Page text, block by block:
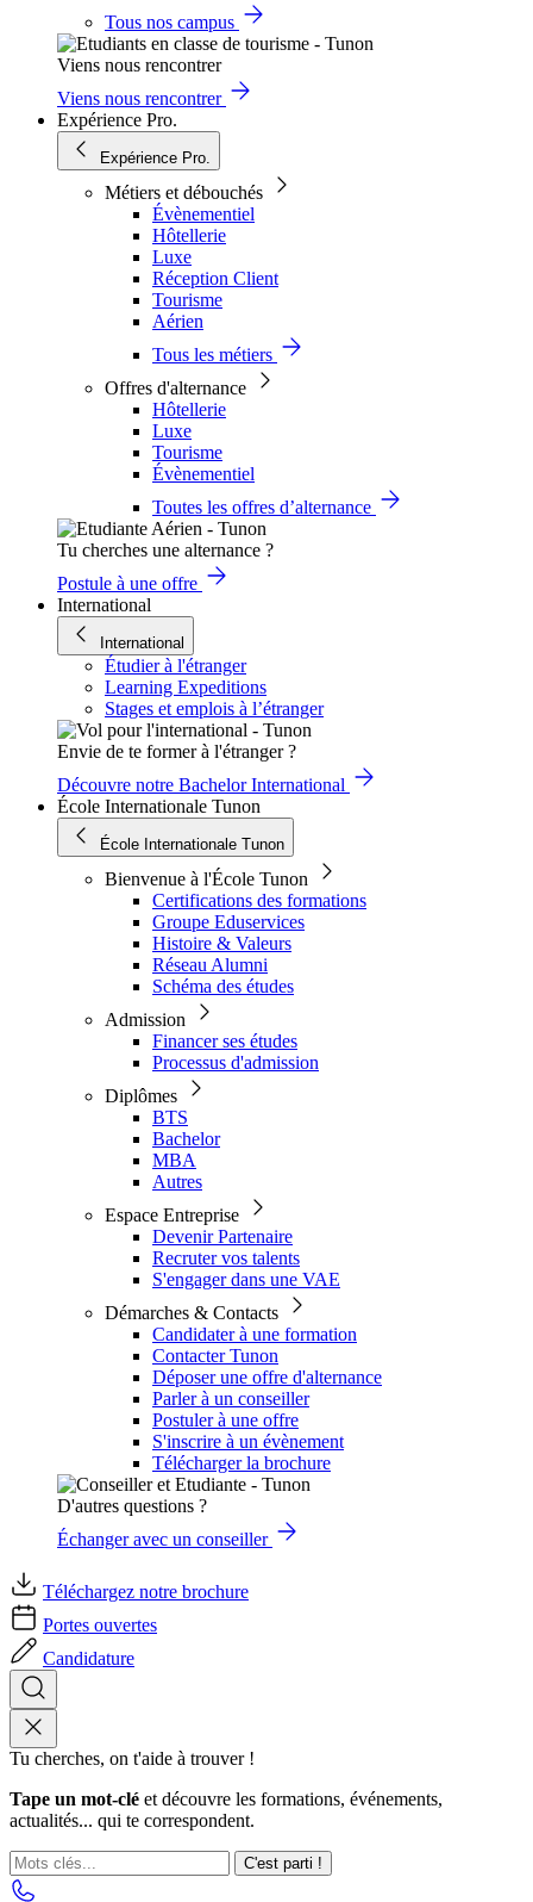
Tous nos campus
Viens nous rencontrer
Viens nous rencontrer
Expérience Pro.
Expérience Pro.
Métiers et débouchés
Évènementiel
Hôtellerie
Luxe
Réception Client
Tourisme
Aérien
Tous les métiers
Offres d'alternance
Hôtellerie
Luxe
Tourisme
Évènementiel
Toutes les offres d’alternance
Tu cherches une alternance ?
Postule à une offre
International
International
Étudier à l'étranger
Learning Expeditions
Stages et emplois à l’étranger
Envie de te former à l'étranger ?
Découvre notre Bachelor International
École Internationale Tunon
École Internationale Tunon
Bienvenue à l'École Tunon
Certifications des formations
Groupe Eduservices
Histoire & Valeurs
Réseau Alumni
Schéma des études
Admission
Financer ses études
Processus d'admission
Diplômes
BTS
Bachelor
MBA
Autres
Espace Entreprise
Devenir Partenaire
Recruter vos talents
S'engager dans une VAE
Démarches & Contacts
Candidater à une formation
Contacter Tunon
Déposer une offre d'alternance
Parler à un conseiller
Postuler à une offre
S'inscrire à un évènement
Télécharger la brochure
D'autres questions ?
Échanger avec un conseiller
Téléchargez notre brochure
Portes ouvertes
Candidature
Tu cherches, on t'aide à trouver !
Tape un mot-clé et découvre les formations, événements,
actualités... qui te correspondent.
C'est parti !